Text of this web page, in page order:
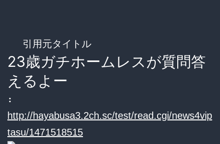
引用元タイトル
23歳ガチホームレスが質問答
えるよー
:
http://hayabusa3.2ch.sc/test/read.cgi/news4vip
tasu/1471518515